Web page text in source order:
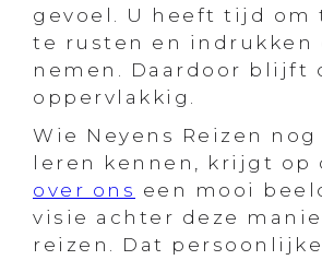
gevoel. U heeft tijd om
te rusten en indrukken
nemen. Daardoor blijft
oppervlakkig.
Wie Neyens Reizen
leren kennen, krijgt op
over ons een mooi
visie achter deze
reizen. Dat